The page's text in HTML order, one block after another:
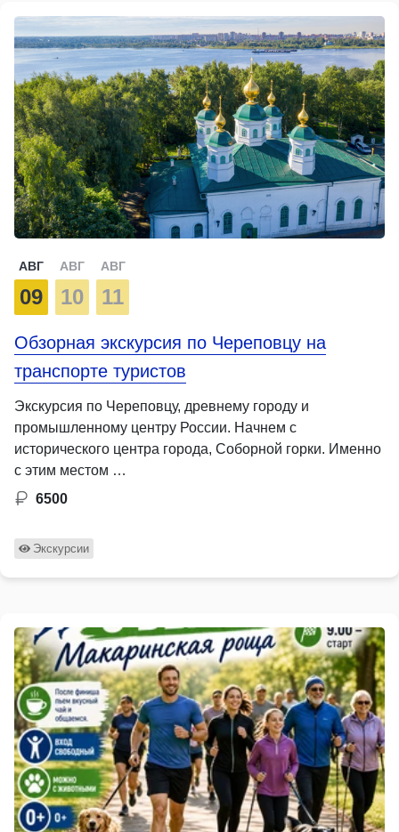
АВГ
09
АВГ
10
АВГ
11
Обзорная экскурсия по Череповцу на
транспорте туристов
Экскурсия по Череповцу, древнему городу и
промышленному центру России. Начнем с
исторического центра города, Соборной горки. Именно
с этим местом …
6500
Экскурсии